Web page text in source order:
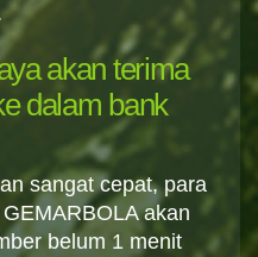
akan terima
dalam bank
sangat cepat, para
akan
belum 1 menit